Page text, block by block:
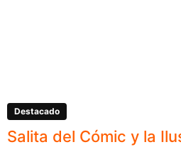
Destacado
Salita del Cómic y la